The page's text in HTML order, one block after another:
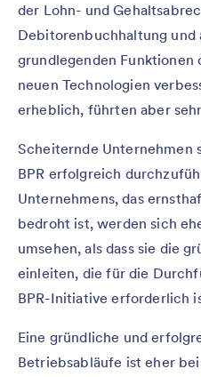
der Lohn- und
Debitorenbuchhaltung und
grundlegenden Funktionen
neuen Technologien
erheblich, führten aber
Scheiternde Unternehmen
BPR erfolgreich
Unternehmens, das
bedroht ist, werden sich
umsehen, als dass sie die
einleiten, die für die
BPR-Initiative erforderlich
Eine gründliche und
Betriebsabläufe ist eher